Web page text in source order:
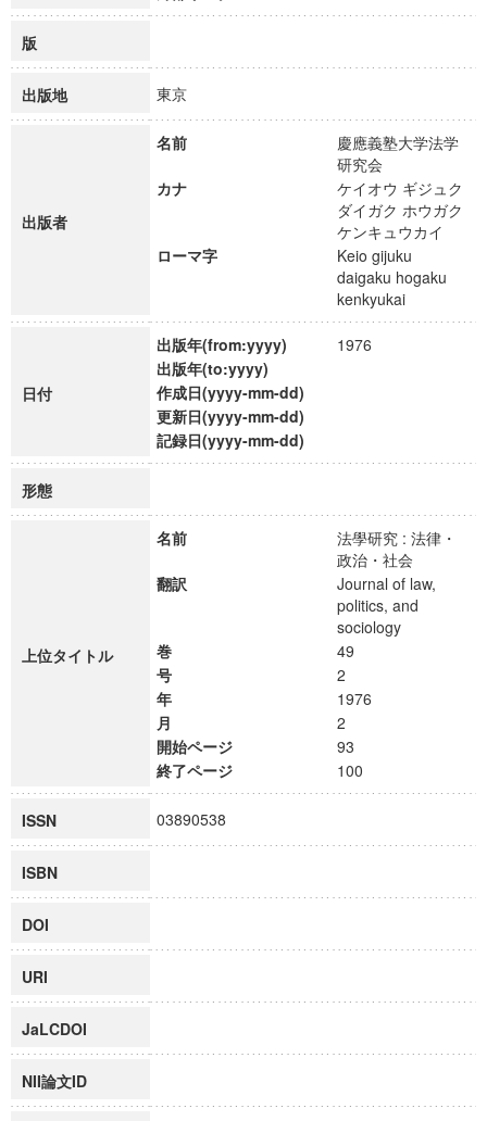
版
出版地 東京
出版者
名前
慶應義塾大学法学
研究会
カナ
ケイオウ ギジュク
ダイガク ホウガク
ケンキュウカイ
ローマ字
Keio gijuku
daigaku hogaku
kenkyukai
日付
出版年(from:yyyy)
1976
出版年(to:yyyy)
作成日(yyyy-mm-dd)
更新日(yyyy-mm-dd)
記録日(yyyy-mm-dd)
形態
上位タイトル
名前
法學研究 : 法律・
政治・社会
翻訳
Journal of law,
politics, and
sociology
巻
49
号
2
年
1976
月
2
開始ページ
93
終了ページ
100
ISSN 03890538
ISBN
DOI
URI
JaLCDOI
NII論文ID